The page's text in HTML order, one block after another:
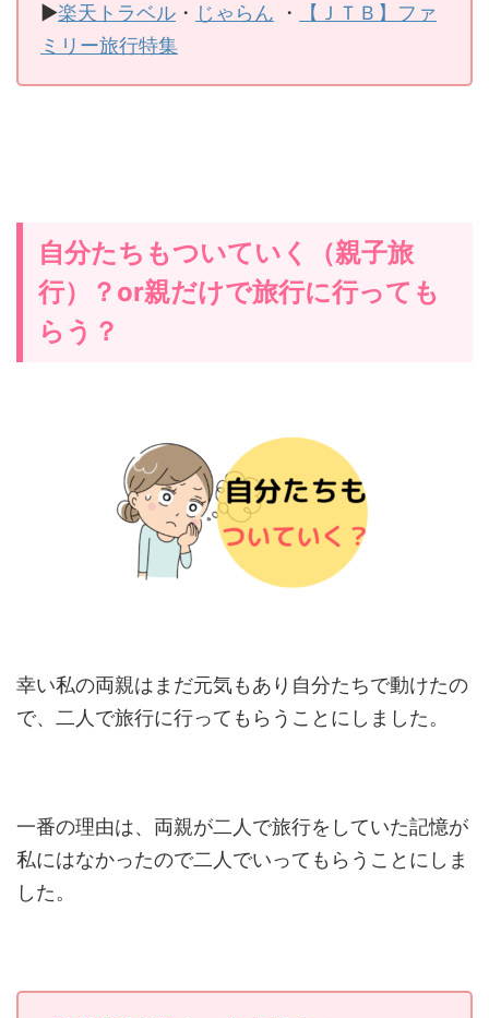
▶楽天トラベル ・ じゃらん ・
【ＪＴＢ】ファ
ミリー旅行特集
自分たちもついていく（親子旅
行）？or親だけで旅行に行っても
らう？
幸い私の両親はまだ元気もあり自分たちで動けたの
で、二人で旅行に行ってもらうことにしました。
一番の理由は、両親が二人で旅行をしていた記憶が
私にはなかったので二人でいってもらうことにしま
した。